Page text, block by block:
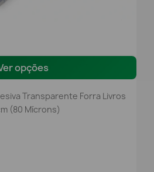
opções
Transparente Forra Livros
(80 Mícrons)